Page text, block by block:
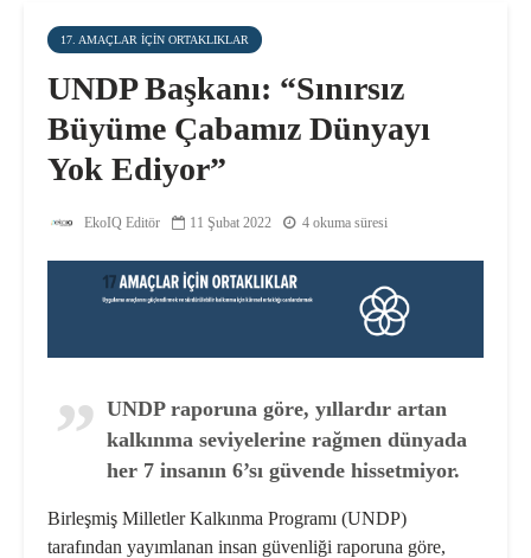
17. AMAÇLAR IÇIN ORTAKLIKLAR
UNDP Başkanı: “Sınırsız
Büyüme Çabamız Dünyayı
Yok Ediyor”
EkoIQ Editör 11 Şubat 2022 4 okuma süresi
UNDP raporuna göre, yıllardır artan
kalkınma seviyelerine rağmen dünyada
her 7 insanın 6’sı güvende hissetmiyor.
Birleşmiş Milletler Kalkınma Programı (UNDP)
tarafından yayımlanan insan güvenliği raporuna göre,